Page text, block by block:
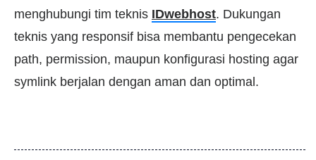
menghubungi tim teknis IDwebhost. Dukungan
teknis yang responsif bisa membantu pengecekan
path, permission, maupun konfigurasi hosting agar
symlink berjalan dengan aman dan optimal.